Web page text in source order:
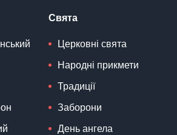
Свята
Церковні свята
Народні прикмети
Традиції
Заборони
День ангела